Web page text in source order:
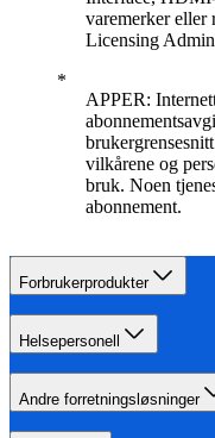
varemerker
Licensing
APPER:
vilkårene og
bruk. Noen
abonnement.
Forbrukerprodukter
Helsepersonell
Andre forretningsløsninger